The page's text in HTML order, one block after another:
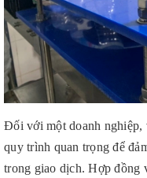
Đối với một doanh nghiệp,
quy trình quan trọng để
trong giao dịch. Hợp đồng